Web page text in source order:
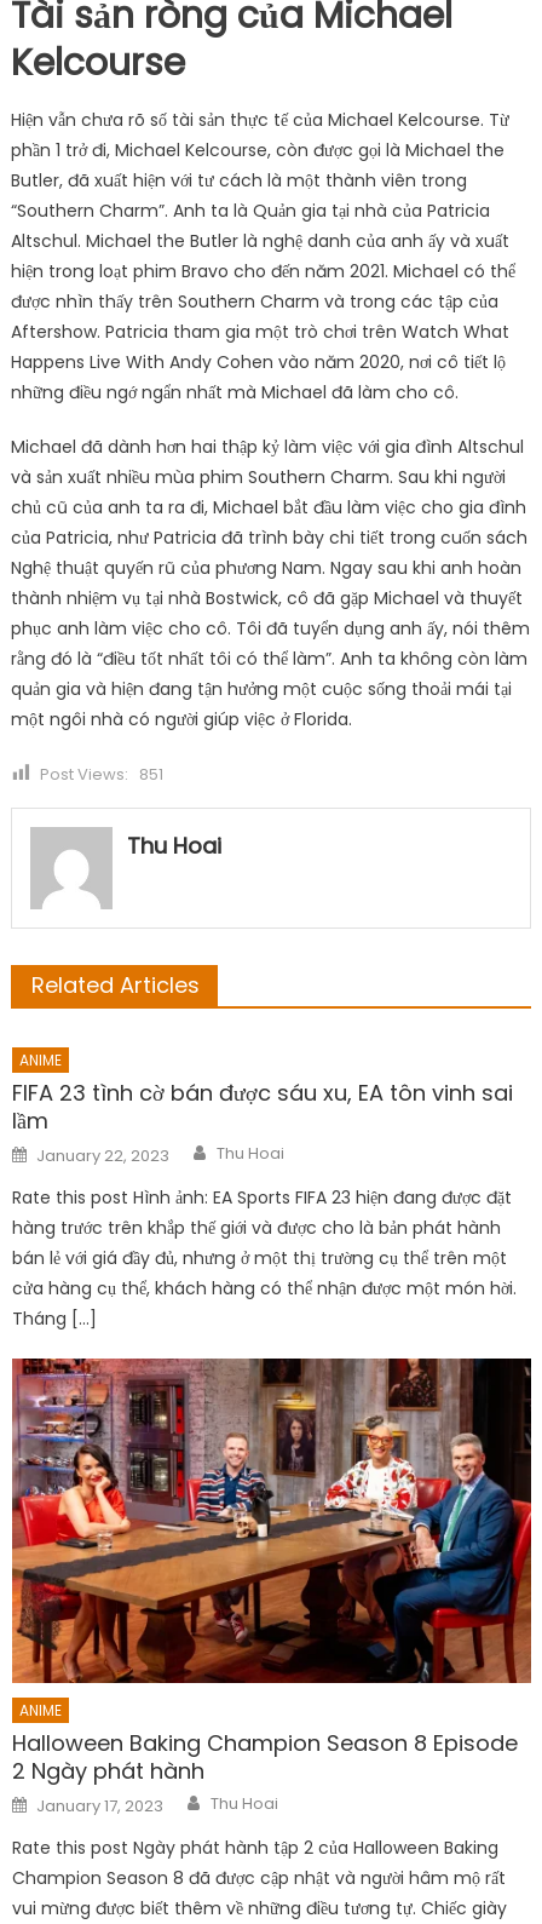
Tài sản ròng của Michael
Kelcourse
Hiện vẫn chưa rõ số tài sản thực tế của Michael Kelcourse. Từ
phần 1 trở đi, Michael Kelcourse, còn được gọi là Michael the
Butler, đã xuất hiện với tư cách là một thành viên trong
“Southern Charm”. Anh ta là Quản gia tại nhà của Patricia
Altschul. Michael the Butler là nghệ danh của anh ấy và xuất
hiện trong loạt phim Bravo cho đến năm 2021. Michael có thể
được nhìn thấy trên Southern Charm và trong các tập của
Aftershow. Patricia tham gia một trò chơi trên Watch What
Happens Live With Andy Cohen vào năm 2020, nơi cô tiết lộ
những điều ngớ ngẩn nhất mà Michael đã làm cho cô.
Michael đã dành hơn hai thập kỷ làm việc với gia đình Altschul
và sản xuất nhiều mùa phim Southern Charm. Sau khi người
chủ cũ của anh ta ra đi, Michael bắt đầu làm việc cho gia đình
của Patricia, như Patricia đã trình bày chi tiết trong cuốn sách
Nghệ thuật quyến rũ của phương Nam. Ngay sau khi anh hoàn
thành nhiệm vụ tại nhà Bostwick, cô đã gặp Michael và thuyết
phục anh làm việc cho cô. Tôi đã tuyển dụng anh ấy, nói thêm
rằng đó là “điều tốt nhất tôi có thể làm”. Anh ta không còn làm
quản gia và hiện đang tận hưởng một cuộc sống thoải mái tại
một ngôi nhà có người giúp việc ở Florida.
Post Views: 851
Thu Hoai
Related Articles
ANIME
FIFA 23 tình cờ bán được sáu xu, EA tôn vinh sai
lầm
Posted
on
January 22, 2023 Author
Thu Hoai
Rate this post Hình ảnh: EA Sports FIFA 23 hiện đang được đặt
hàng trước trên khắp thế giới và được cho là bản phát hành
bán lẻ với giá đầy đủ, nhưng ở một thị trường cụ thể trên một
cửa hàng cụ thể, khách hàng có thể nhận được một món hời.
Tháng […]
ANIME
Halloween Baking Champion Season 8 Episode
2 Ngày phát hành
Posted
on
January 17, 2023 Author
Thu Hoai
Rate this post Ngày phát hành tập 2 của Halloween Baking
Champion Season 8 đã được cập nhật và người hâm mộ rất
vui mừng được biết thêm về những điều tương tự. Chiếc giày